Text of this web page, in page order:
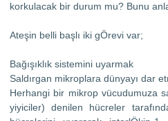
korkulacak bir durum mu? Bunu
Ateşin belli başlı iki gÖrevi var;
Bağışıklık sistemini uyarmak
Saldırgan mikroplara dünyayı dar
Herhangi bir mikrop vücudumuza
yiyiciler) denilen hücreler